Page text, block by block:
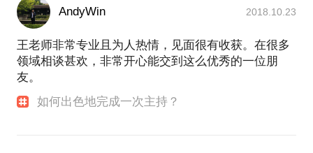
AndyWin 2018.10.23
王老师非常专业且为人热情，见面很有收获。在很多
领域相谈甚欢，非常开心能交到这么优秀的一位朋
友。
如何出色地完成一次主持？